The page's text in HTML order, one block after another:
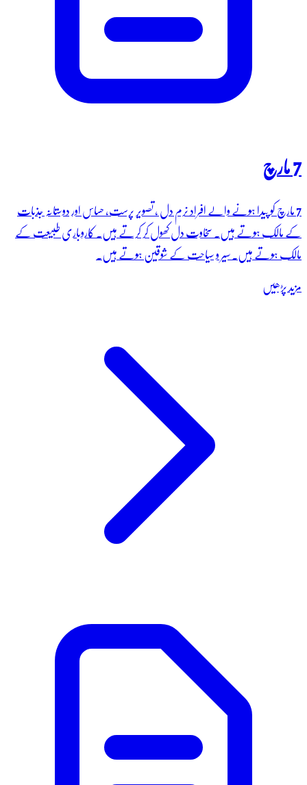
7 مارچ
7 مارچ کو پیدا ہونے والے افراد نرم دل ، تصویر پرست، حساس اور دوستانہ جذبات
کے مالک ہوتے ہیں۔ سخاوت دل کھول کر کرتے ہیں۔ کاروباری طبیعت کے
مالک ہوتے ہیں۔ سیر و سیاحت کے شوقین ہوتے ہیں۔
مزید پڑھیں